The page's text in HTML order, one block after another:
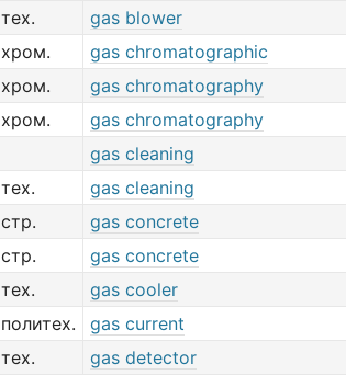
тех.
gas blower
хром.
gas chromatographic
хром.
gas chromatography
хром.
gas chromatography
gas cleaning
тех.
gas cleaning
стр.
gas concrete
стр.
gas concrete
тех.
gas cooler
политех.
gas current
тех.
gas detector